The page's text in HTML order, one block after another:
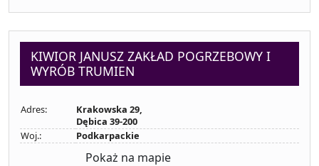
KIWIOR JANUSZ ZAKŁAD POGRZEBOWY I
WYRÓB TRUMIEN
Adres:
Krakowska 29,
Dębica 39-200
Woj.:
Podkarpackie
Pokaż na mapie